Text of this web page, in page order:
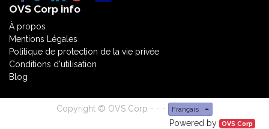
OVS Corp info
À propos
Mentions Légales
Politique de protection de la vie privée
Conditions d'utilisation
Blog
Copyright © OVS Corp - - - Français
Powered by OVS Corp